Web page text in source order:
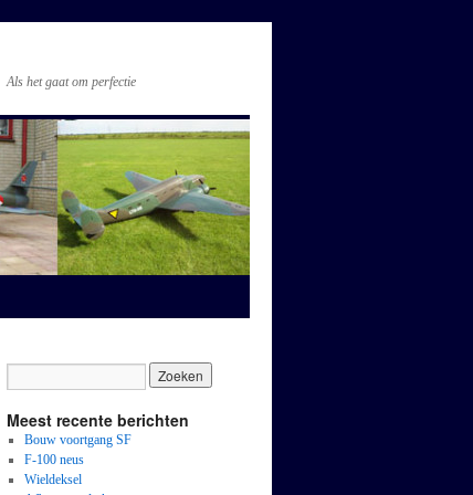
Als het gaat om perfectie
Meest recente berichten
Bouw voortgang SF
F-100 neus
Wieldeksel